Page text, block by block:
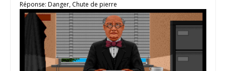
Réponse: Danger, Chute de pierre